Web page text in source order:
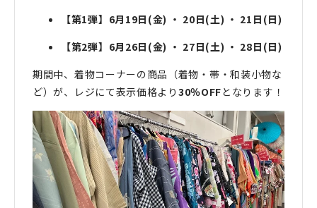
【第1弾】6月19日(金) ・ 20日(土) ・ 21日(日)
【第2弾】6月26日(金) ・ 27日(土) ・ 28日(日)
期間中、着物コーナーの商品（着物・帯・和装小物な
ど）が、レジにて表示価格より 30％OFFとなります！